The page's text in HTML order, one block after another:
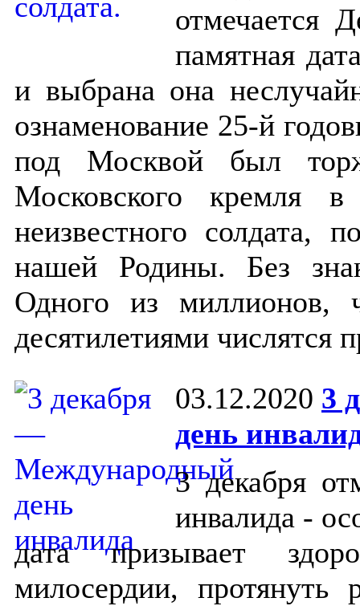
отмечается
памятная
и выбрана она
ознаменование 25-й
под Москвой был
Московского кремля
неизвестного солдата,
нашей Родины. Без
Одного из миллионов,
десятилетиями числятся
03.12.2020 3
день
3 декабря
инвалида -
дата призывает
милосердии,